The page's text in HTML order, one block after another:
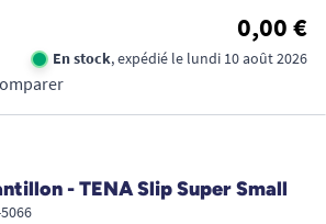
0,00 €
En stock, expédié le lundi 10 août 2026
- TENA Slip Super Small